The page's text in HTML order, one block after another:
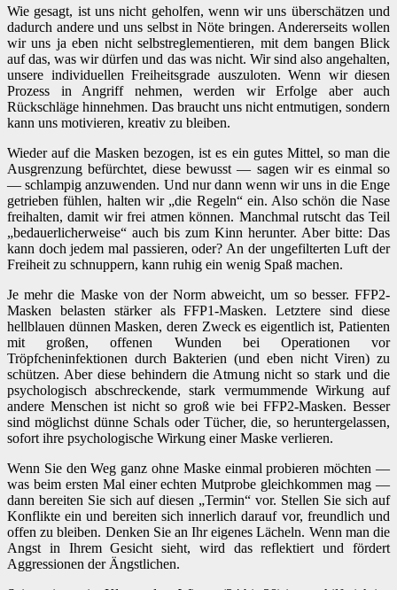
Wie gesagt, ist uns nicht geholfen, wenn wir uns überschätzen und
dadurch andere und uns selbst in Nöte bringen. Andererseits wollen
wir uns ja eben nicht selbstreglementieren, mit dem bangen Blick
auf das, was wir dürfen und das was nicht. Wir sind also angehalten,
unsere individuellen Freiheitsgrade auszuloten. Wenn wir diesen
Prozess in Angriff nehmen, werden wir Erfolge aber auch
Rückschläge hinnehmen. Das braucht uns nicht entmutigen, sondern
kann uns motivieren, kreativ zu bleiben.
Wieder auf die Masken bezogen, ist es ein gutes Mittel, so man die
Ausgrenzung befürchtet, diese bewusst — sagen wir es einmal so
— schlampig anzuwenden. Und nur dann wenn wir uns in die Enge
getrieben fühlen, halten wir „die Regeln“ ein. Also schön die Nase
freihalten, damit wir frei atmen können. Manchmal rutscht das Teil
„bedauerlicherweise“ auch bis zum Kinn herunter. Aber bitte: Das
kann doch jedem mal passieren, oder? An der ungefilterten Luft der
Freiheit zu schnuppern, kann ruhig ein wenig Spaß machen.
Je mehr die Maske von der Norm abweicht, um so besser. FFP2-
Masken belasten stärker als FFP1-Masken. Letztere sind diese
hellblauen dünnen Masken, deren Zweck es eigentlich ist, Patienten
mit großen, offenen Wunden bei Operationen vor
Tröpfcheninfektionen durch Bakterien (und eben nicht Viren) zu
schützen. Aber diese behindern die Atmung nicht so stark und die
psychologisch abschreckende, stark vermummende Wirkung auf
andere Menschen ist nicht so groß wie bei FFP2-Masken. Besser
sind möglichst dünne Schals oder Tücher, die, so heruntergelassen,
sofort ihre psychologische Wirkung einer Maske verlieren.
Wenn Sie den Weg ganz ohne Maske einmal probieren möchten —
was beim ersten Mal einer echten Mutprobe gleichkommen mag —
dann bereiten Sie sich auf diesen „Termin“ vor. Stellen Sie sich auf
Konflikte ein und bereiten sich innerlich darauf vor, freundlich und
offen zu bleiben. Denken Sie an Ihr eigenes Lächeln. Wenn man die
Angst in Ihrem Gesicht sieht, wird das reflektiert und fördert
Aggressionen der Ängstlichen.